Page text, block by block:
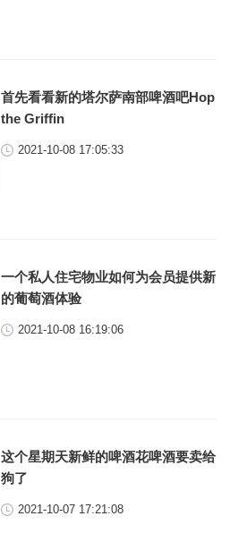
首先看看新的塔尔萨南部啤酒吧Hop
the Griffin
2021-10-08 17:05:33
一个私人住宅物业如何为会员提供新
的葡萄酒体验
2021-10-08 16:19:06
这个星期天新鲜的啤酒花啤酒要卖给
狗了
2021-10-07 17:21:08